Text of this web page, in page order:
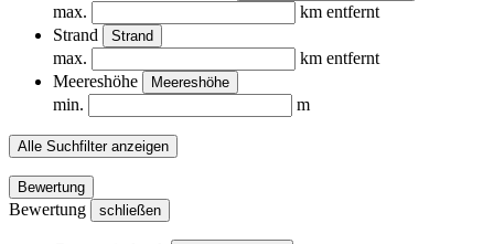
max.
km entfernt
Strand
Strand
max.
km entfernt
Meereshöhe
Meereshöhe
min. m
Alle Suchfilter anzeigen
Bewertung
Bewertung schließen